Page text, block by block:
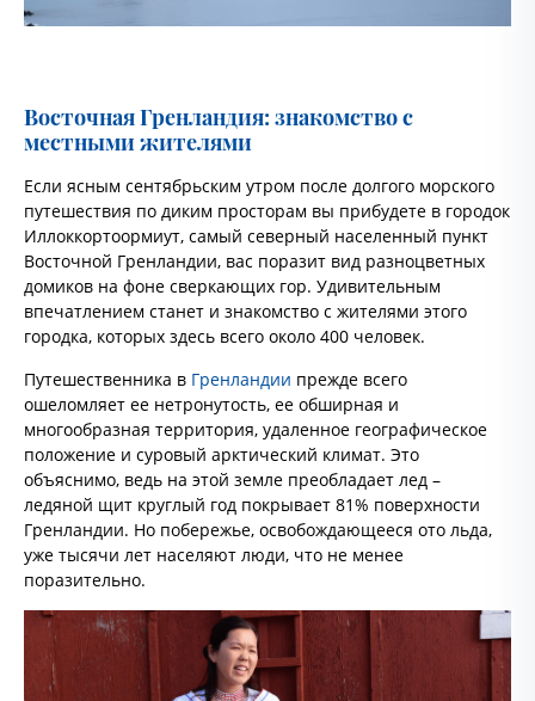
Восточная Гренландия: знакомство с
местными жителями
Если ясным сентябрьским утром после долгого морского
путешествия по диким просторам вы прибудете в городок
Иллоккортоормиут, самый северный населенный пункт
Восточной Гренландии, вас поразит вид разноцветных
домиков на фоне сверкающих гор. Удивительным
впечатлением станет и знакомство с жителями этого
городка, которых здесь всего около 400 человек.
Путешественника в Гренландии прежде всего
ошеломляет ее нетронутость, ее обширная и
многообразная территория, удаленное географическое
положение и суровый арктический климат. Это
объяснимо, ведь на этой земле преобладает лед –
ледяной щит круглый год покрывает 81% поверхности
Гренландии. Но побережье, освобождающееся ото льда,
уже тысячи лет населяют люди, что не менее
поразительно.